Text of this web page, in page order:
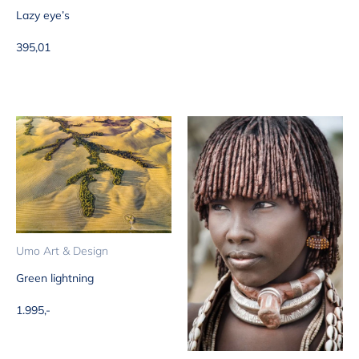
Lazy eye’s
Aanbiedingsprijs
395,01
Umo Art & Design
Green lightning
Aanbiedingsprijs
1.995,-